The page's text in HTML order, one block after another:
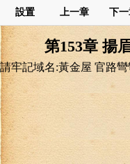
設置 上一章 下
第153章 揚
請牢記域名:黃金屋 官路彎